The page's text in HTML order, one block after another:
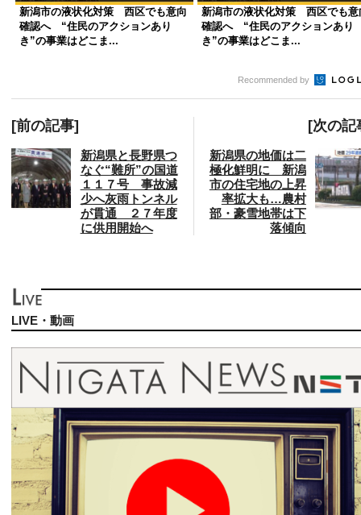
新潟市の液状化対策 西区でも意向
確認へ “住民のアクションあり
き”の事業はどこま...
新潟市の液状化対策 西区でも意
確認へ “住民のアクションあり
き”の事業はどこま...
Recommended by
[前の記事]
新潟県と長野県つ
なぐ“難所”の国道
１１７号 事故減
少へ灰雨トンネル
が貫通 ２７年度
に供用開始へ
[次の記
新潟県の地価は二
極化鮮明に 新潟
市の住宅地の上昇
率拡大も…農村
部・豪雪地帯は下
落傾向
LIVE・動画